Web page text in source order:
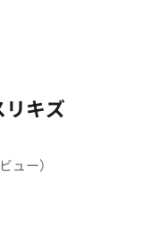
キズ
ュー）